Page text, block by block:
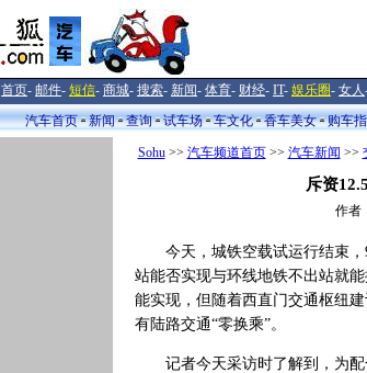
首页- 邮件- 短信- 商城- 搜索- 新闻- 体育- 财经- IT- 娱乐圈- 女人
汽车首页
新闻 查询 试车场 车文化 香车美女 购车
Sohu>> 汽车频道首页>> 汽车新闻 >>
斥资
作者
今天，城铁空载试运行结束，9
站能否实现与环线地铁不出站就
能实现，但随着西直门交通枢纽
有陆路交通“零换乘”。
记者今天采访时了解到，为配